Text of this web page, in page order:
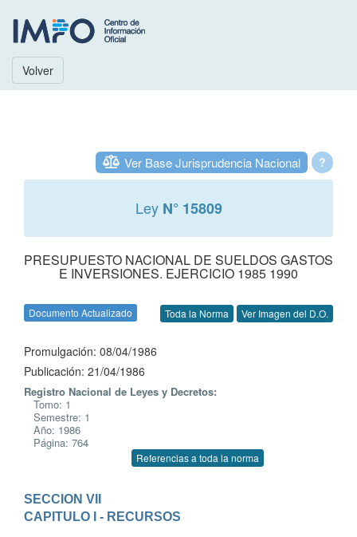
Volver
?
Ver Base Jurisprudencia Nacional
Ley N° 15809
PRESUPUESTO NACIONAL DE SUELDOS GASTOS
E INVERSIONES. EJERCICIO 1985 1990
Documento Actualizado Toda la Norma Ver Imagen del D.O.
Promulgación: 08/04/1986
Publicación: 21/04/1986
Registro Nacional de Leyes y Decretos:
Tomo: 1
Semestre: 1
Año: 1986
Página: 764
Referencias a toda la norma
SECCION VII
CAPITULO I - RECURSOS